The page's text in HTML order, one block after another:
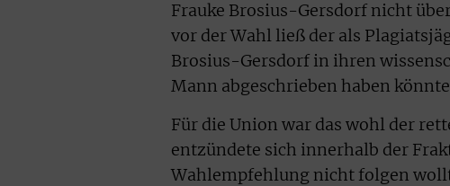
Frauke Brosius-Gersdorf nicht
vor der Wahl ließ der als
Brosius-Gersdorf in ihren
Mann abgeschrieben haben
Für die Union war das wohl der
entzündete sich innerhalb der
Wahlempfehlung nicht folgen